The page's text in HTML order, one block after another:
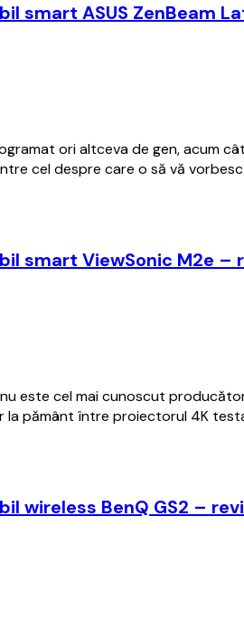
smart ASUS ZenBeam
ori altceva de gen, acum
cel despre care o să vă
smart ViewSonic M2e –
este cel mai cunoscut
la pământ între proiectorul 4K
wireless BenQ GS2 –